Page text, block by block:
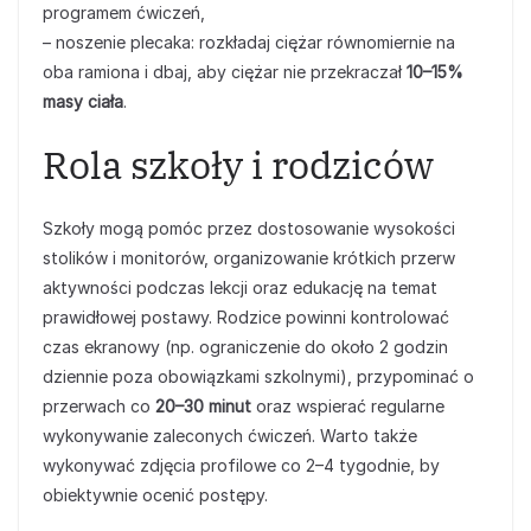
programem ćwiczeń,
– noszenie plecaka: rozkładaj ciężar równomiernie na
oba ramiona i dbaj, aby ciężar nie przekraczał10–15%
masy ciała.
Rola szkoły i rodziców
Szkoły mogą pomóc przez dostosowanie wysokości
stolików i monitorów, organizowanie krótkich przerw
aktywności podczas lekcji oraz edukację na temat
prawidłowej postawy. Rodzice powinni kontrolować
czas ekranowy (np. ograniczenie do około 2 godzin
dziennie poza obowiązkami szkolnymi), przypominać o
przerwach co 20–30 minut oraz wspierać regularne
wykonywanie zaleconych ćwiczeń. Warto także
wykonywać zdjęcia profilowe co 2–4 tygodnie, by
obiektywnie ocenić postępy.